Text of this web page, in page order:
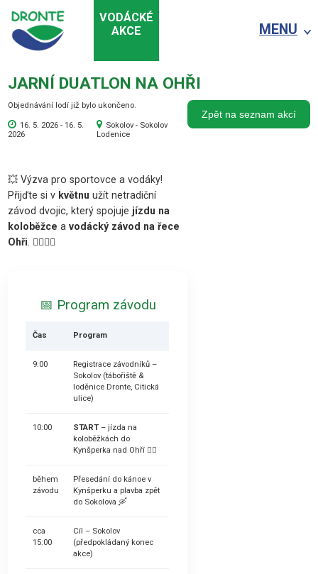
VODÁCKÉ
AKCE
MENU
JARNÍ DUATLON NA OHŘI
Zpět na seznam akcí
Objednávání lodí již bylo ukončeno.
16. 5. 2026 - 16. 5.
2026
Sokolov - Sokolov
Lodenice
💥 Výzva pro sportovce a vodáky!
Přijďte si v květnu užít netradiční
závod dvojic, který spojuje jízdu na
koloběžce avodácký závod na řece
Ohři . 🚴‍♂️🚣‍♀️
📅 Program závodu
Čas Program
9:00
Registrace závodníků –
Sokolov (tábořiště &
loděnice Dronte, Citická
ulice)
10:00 START – jízda na
koloběžkách do
Kynšperka nad Ohří 🚴‍♂️
během
závodu
Přesedání do kánoe v
Kynšperku a plavba zpět
do Sokolova 🛶
cca
15:00
Cíl – Sokolov
(předpokládaný konec
akce)